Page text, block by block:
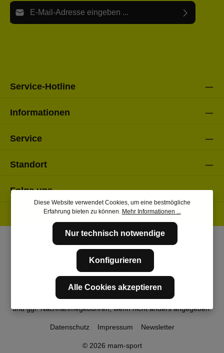
E-Mail-Adresse*
Service-Hotline
Informationen
Service
Standort
Folge uns
* Alle Preise inkl. gesetzl. Mehrwertsteuer zzgl.Versandkosten
und ggf. Nachnahmegebühren, wenn nicht anders angegeben.
© 2026 mam-sport
Datenschutz Impressum Newsletter
Diese Website verwendet Cookies, um eine bestmögliche
Erfahrung bieten zu können. Mehr Informationen ...
Nur technisch notwendige
Konfigurieren
Alle Cookies akzeptieren